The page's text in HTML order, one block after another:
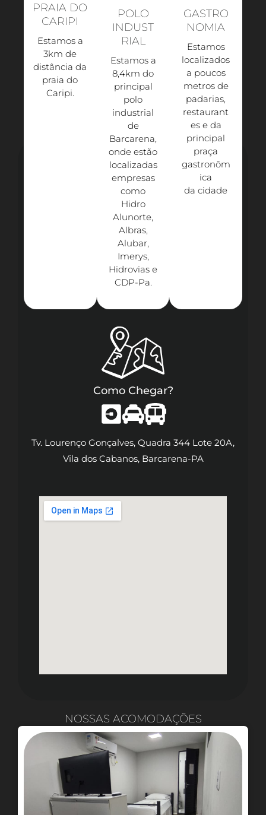
PRAIA DO
CARIPI
Estamos a
3km de
distância da
praia do
Caripi.​
POLO
INDUST
RIAL
Estamos a
8,4km do
principal
polo
industrial
de
Barcarena,
onde estão
localizadas
empresas
como
Hidro
Alunorte,
Albras,
Alubar,
Imerys,
Hidrovias e
CDP-Pa.​
GASTRO
NOMIA
Estamos
localizados
a poucos
metros de
padarias,
restaurant
es e da
principal
praça
gastronôm
ica
da cidade
Como Chegar?
Tv. Lourenço Gonçalves, Quadra 344 Lote 20A,
Vila dos Cabanos, Barcarena-PA
NOSSAS ACOMODAÇÕES